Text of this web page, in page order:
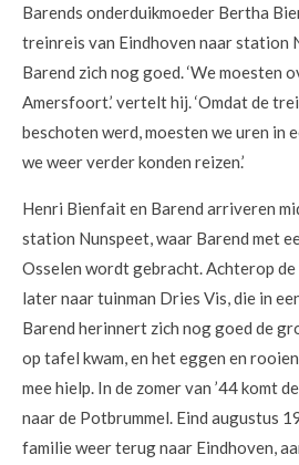
Barends onderduikmoeder Bertha
treinreis van Eindhoven naar station
Barend zich nog goed. ‘We moesten
Amersfoort.’ vertelt hij. ‘Omdat de
beschoten werd, moesten we uren in
we weer verder konden reizen.’
Henri Bienfait en Barend arriveren
station Nunspeet, waar Barend met
Osselen wordt gebracht. Achterop
later naar tuinman Dries Vis, die in
Barend herinnert zich nog goed de
op tafel kwam, en het eggen en
mee hielp. In de zomer van ’44 komt
naar de Potbrummel. Eind augustus
familie weer terug naar Eindhoven,